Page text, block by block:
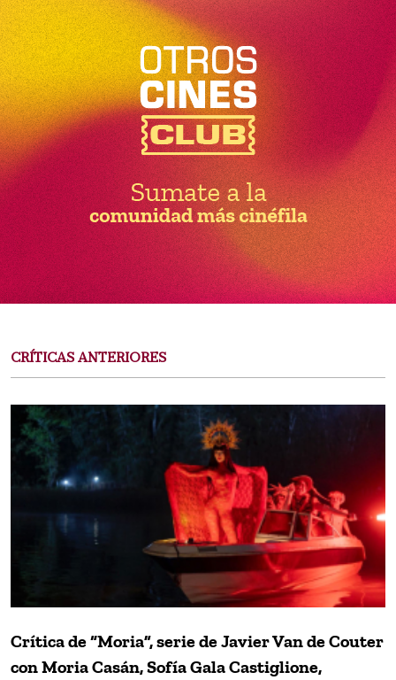
CRÍTICAS ANTERIORES
Crítica de “Moria”, serie de Javier Van de Couter
con Moria Casán, Sofía Gala Castiglione,